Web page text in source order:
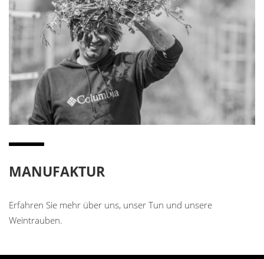
MANUFAKTUR
Erfahren Sie mehr über uns, unser Tun und unsere
Weintrauben.